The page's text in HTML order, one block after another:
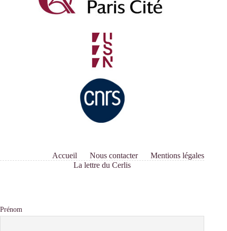
Accueil Nous contacter
Mentions légales
La lettre du Cerlis
Prénom